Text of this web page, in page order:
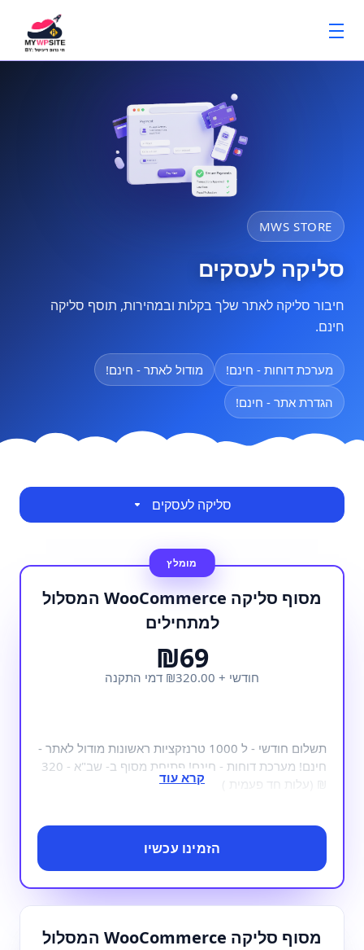
MWS STORE
סליקה לעסקים
חיבור סליקה לאתר שלך בקלות ובמהירות, תוסף סליקה
חינם.
מערכת דוחות - חינם!
מודול לאתר - חינם!
הגדרת אתר - חינם!
סליקה לעסקים
מסוף סליקה WooCommerce המסלול
למתחילים
₪69
חודשי + ₪320.00 דמי התקנה
תשלום חודשי - ל 1000 טרנזקציות ראשונות מודול לאתר -
חינם! מערכת דוחות - חינם! פתיחת מסוף ב- שב"א - 320
₪ (עלות חד פעמית )
הזמינו עכשיו
מסוף סליקה WooCommerce המסלול